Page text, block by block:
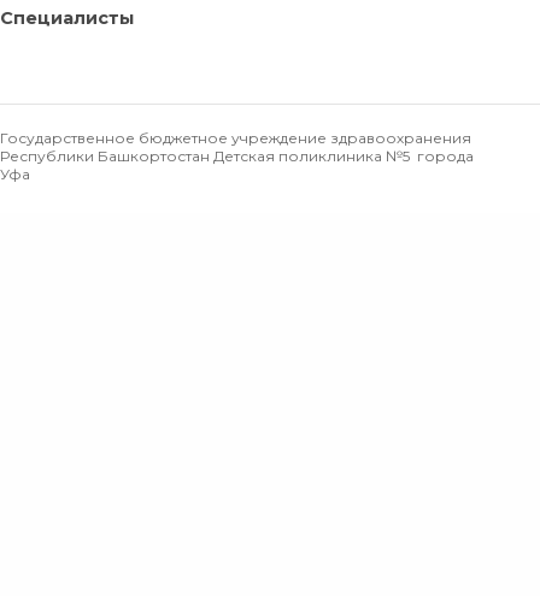
Специалисты
Государственное бюджетное учреждение здравоохранения
Республики Башкортостан Детская поликлиника №5 города
Уфа